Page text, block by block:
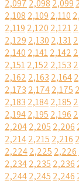
2,097 2,098 2,099
2,108 2,109 2,110
2,119 2,120 2,121
2,129 2,130 2,131
2,140 2,1412,142
2,1512,152 2,153
2,162 2,163 2,164
2,173 2,1742,175
2,183 2,1842,185
2,1942,195 2,196
2,2042,205 2,206
2,2142,215 2,216
2,2242,225 2,226
2,2342,235 2,236
2,2442,245 2,246